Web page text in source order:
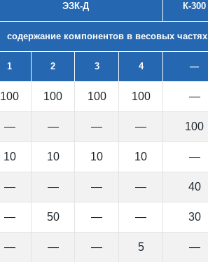
ЭЗК-Д К-300
содержание компонентов в весовых частях
1 2 3 4 —
100 100 100 100 —
— — — — 100
10 10 10 10 —
— — — — 40
— 50 — — 30
— — — 5 —